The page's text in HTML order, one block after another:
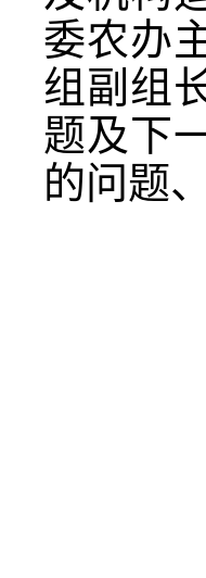
委农办
组副组
题及下
的问题